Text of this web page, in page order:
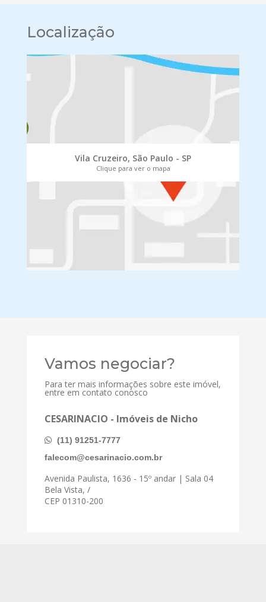
Localização
Vila Cruzeiro, São Paulo - SP
Clique para ver o mapa
Vamos negociar?
Para ter mais informações sobre este imóvel,
entre em contato conosco
CESARINACIO - Imóveis de Nicho
(11) 91251-7777
falecom@cesarinacio.com.br
Avenida Paulista, 1636 - 15º andar | Sala 04
Bela Vista, /
CEP 01310-200